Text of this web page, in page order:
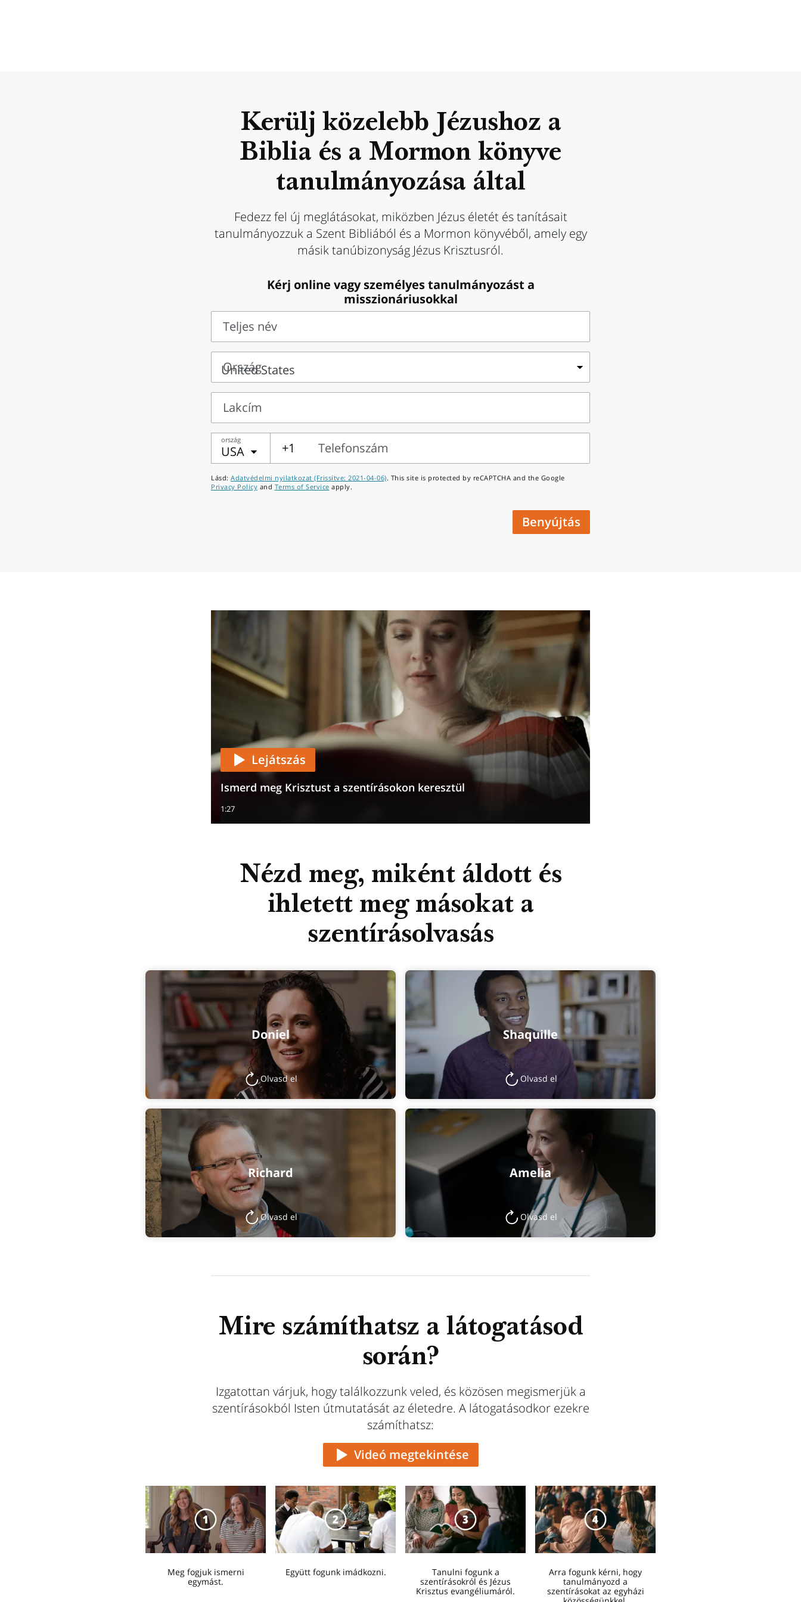
Kerülj közelebb Jézushoz a
Biblia és a Mormon könyve
tanulmányozása által
Fedezz fel új meglátásokat, miközben Jézus életét és tanításait
tanulmányozzuk a Szent Bibliából és a Mormon könyvéből, amely egy
másik tanúbizonyság Jézus Krisztusról.
Kérj online vagy személyes tanulmányozást a
misszionáriusokkal
Teljes név
Teljes
névOrszág
Ország
Lakcím
Lakcím
ország
USA +1
Telefonszám
Telefonszám
Lásd: Adatvédelmi nyilatkozat (Frissítve: 2021-04-06). This site is protected by reCAPTCHA and the Google
Privacy Policy and Terms of Service apply.
Benyújtás
Lejátszás
Ismerd meg Krisztust a szentírásokon keresztül
1:27
Nézd meg, miként áldott és
ihletett meg másokat a
szentírásolvasás
Doniel
Olvasd el
Shaquille
Olvasd el
Richard
Olvasd el
Amelia
Olvasd el
Mire számíthatsz a látogatásod
során?
Izgatottan várjuk, hogy találkozzunk veled, és közösen megismerjük a
szentírásokból Isten útmutatását az életedre. A látogatásodkor ezekre
számíthatsz:
Videó megtekintése
Meg fogjuk ismerni
egymást.
Együtt fogunk imádkozni.
Tanulni fogunk a
szentírásokról és Jézus
Krisztus evangéliumáról.
Arra fogunk kérni, hogy
tanulmányozd a
szentírásokat az egyházi